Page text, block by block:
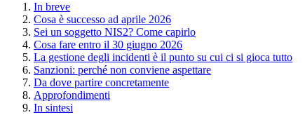
In breve
Cosa è successo ad aprile 2026
Sei un soggetto NIS2? Come capirlo
Cosa fare entro il 30 giugno 2026
La gestione degli incidenti è il punto su cui ci si gioca tutto
Sanzioni: perché non conviene aspettare
Da dove partire concretamente
Approfondimenti
In sintesi